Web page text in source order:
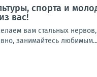
спорта и
вас!
вам стальных
занимайтесь любимым...